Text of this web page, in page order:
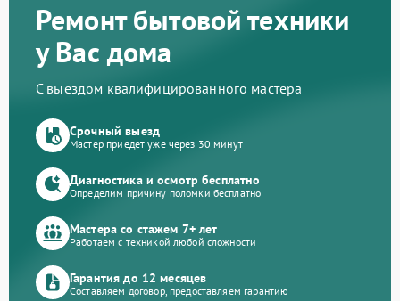
Ремонт бытовой техники
у Вас дома
С выездом квалифицированного мастера
Срочный выезд
Мастер приедет уже через 30 минут
Диагностика и осмотр бесплатно
Определим причину поломки бесплатно
Мастера со стажем 7+ лет
Работаем с техникой любой сложности
Гарантия до 12 месяцев
Составляем договор, предоставляем гарантию